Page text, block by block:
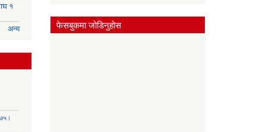
१
अन्य
फेसबुकमा जोडिनुहोस